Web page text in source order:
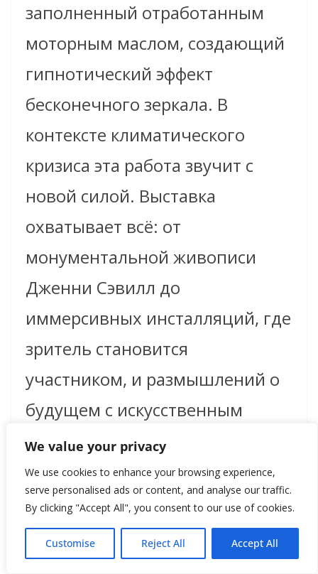
We value your privacy
We use cookies to enhance your browsing experience,
serve personalised ads or content, and analyse our traffic.
By clicking "Accept All", you consent to our use of cookies.
Customise Reject All Accept All
заполненный отработанным
моторным маслом, создающий
гипнотический эффект
бесконечного зеркала. В
контексте климатического
кризиса эта работа звучит с
новой силой. Выставка
охватывает всё: от
монументальной живописи
Дженни Сэвилл до
иммерсивных инсталляций, где
зритель становится
участником, и размышлений о
будущем с искусственным
интеллектом.
«The Long Now» — это не просто
юбилейный проект, а манифест.
Он подтверждает миссию